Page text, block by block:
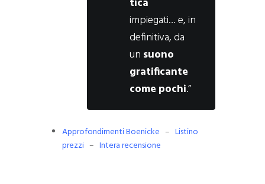
impiegati… e, in
definitiva, da
un suono
gratificante
come pochi.”
Approfondimenti Boenicke – Listino
prezzi – Intera recensione